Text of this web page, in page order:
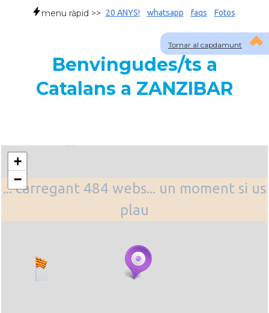
Tornar al capdamunt
menu ràpid >> 20 ANYS! whatsapp faqs Fotos
Benvingudes/ts a
Catalans a ZANZIBAR
... carregant 484 webs... un moment si us
plau
+
−